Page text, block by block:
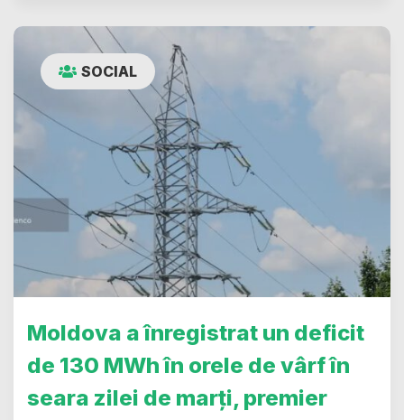
SOCIAL
Moldova a înregistrat un deficit
de 130 MWh în orele de vârf în
seara zilei de marți, premier